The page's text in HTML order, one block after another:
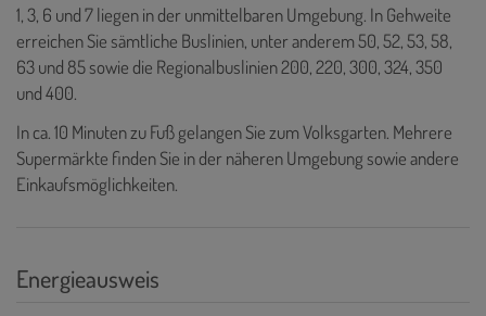
1, 3, 6 und 7 liegen in der unmittelbaren Umgebung. In Gehweite
erreichen Sie sämtliche Buslinien, unter anderem 50, 52, 53, 58,
63 und 85 sowie die Regionalbuslinien 200, 220, 300, 324, 350
und 400.
In ca. 10 Minuten zu Fuß gelangen Sie zum Volksgarten. Mehrere
Supermärkte finden Sie in der näheren Umgebung sowie andere
Einkaufsmöglichkeiten.
Energieausweis